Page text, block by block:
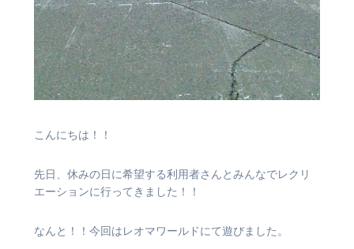
こんにちは！！
先日、休みの日に希望する利用者さんとみんなでレクリ
エーションに行ってきました！！
なんと！！今回はレオマワールドにて遊びました。